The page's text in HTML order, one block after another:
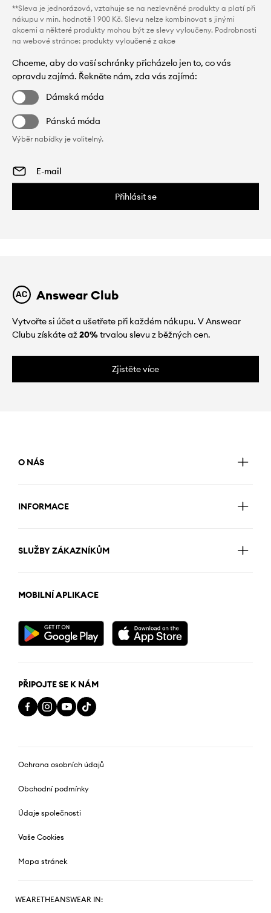
**Sleva je jednorázová, vztahuje se na nezlevněné produkty a platí při
nákupu v min. hodnotě 1 900 Kč. Slevu nelze kombinovat s jinými
akcemi a některé produkty mohou být ze slevy vyloučeny. Podrobnosti
na webové stránce: produkty vyloučené z akce
Chceme, aby do vaší schránky přicházelo jen to, co vás
opravdu zajímá. Řekněte nám, zda vás zajímá:
Dámská móda
Pánská móda
Výběr nabídky je volitelný.
Přihlásit se
Answear Club
Vytvořte si účet a ušetřete při každém nákupu. V Answear
Clubu získáte až20%trvalou slevu z běžných cen.
Zjistěte více
O NÁS
INFORMACE
SLUŽBY ZÁKAZNÍKŮM
MOBILNÍ APLIKACE
PŘIPOJTE SE K NÁM
Ochrana osobních údajů
Obchodní podmínky
Údaje společnosti
Vaše Cookies
Mapa stránek
WEARETHEANSWEAR IN: